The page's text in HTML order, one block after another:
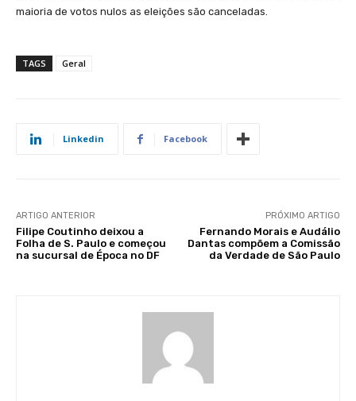
maioria de votos nulos as eleições são canceladas.
TAGS Geral
Linkedin Facebook
ARTIGO ANTERIOR
Filipe Coutinho deixou a
Folha de S. Paulo e começou
na sucursal de Época no DF
PRÓXIMO ARTIGO
Fernando Morais e Audálio
Dantas compõem a Comissão
da Verdade de São Paulo